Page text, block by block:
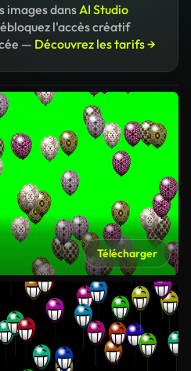
images dansAI Studio
l'accès créatif
— Découvrez les tarifs →
Télécharger